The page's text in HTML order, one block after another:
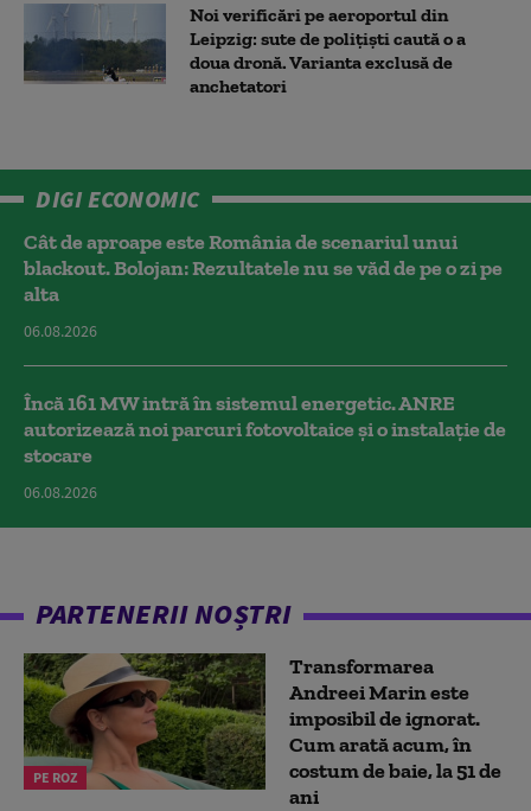
Noi verificări pe aeroportul din
Leipzig: sute de polițiști caută o a
doua dronă. Varianta exclusă de
anchetatori
DIGI ECONOMIC
Cât de aproape este România de scenariul unui
blackout. Bolojan: Rezultatele nu se văd de pe o zi pe
alta
06.08.2026
Încă 161 MW intră în sistemul energetic. ANRE
autorizează noi parcuri fotovoltaice și o instalație de
stocare
06.08.2026
PARTENERII NOȘTRI
PE ROZ
Transformarea
Andreei Marin este
imposibil de ignorat.
Cum arată acum, în
costum de baie, la 51 de
ani